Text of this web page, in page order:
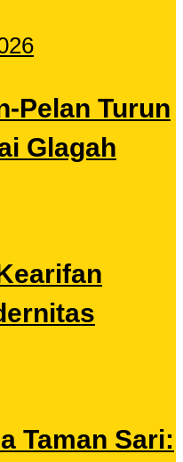
Pelan Turun
Glagah
Taman Sari: